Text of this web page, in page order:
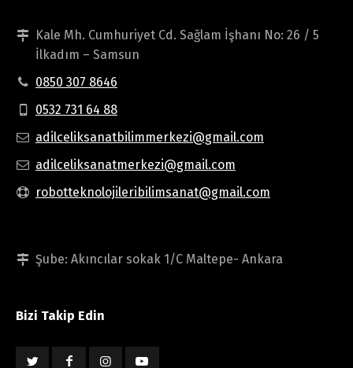
Kale Mh. Cumhuriyet Cd. Sağlam İşhanı No: 26 / 5
İlkadım – Samsun
0850 307 8646
0532 731 64 88
adilceliksanatbilimmerkezi@gmail.com
adilceliksanatmerkezi@gmail.com
robotteknolojileribilimsanat@gmail.com
Şube: Akıncılar sokak 1/C Maltepe- Ankara
Bizi Takip Edin